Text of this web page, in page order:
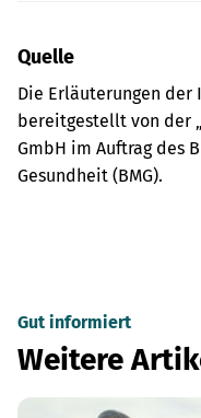
Quelle
Die Erläuterungen der
bereitgestellt von der
GmbH im Auftrag des
Gesundheit (BMG).
Gut informiert
Weitere